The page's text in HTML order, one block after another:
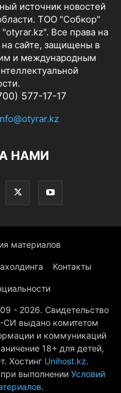
источник новостей
ТОО "Собкор"
Все права на
сайте, защищены в
и международным
577-17-17
НАМИ
материалов
Контакты
- 2026. Свидетельство
СИ выдано комитетом
и коммуникаций
18+ для детей,
Хостинг Unihost.kz.
выполнении Условий
.